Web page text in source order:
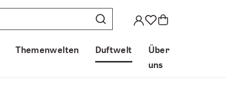
Themenwelten Duftwelt
Über
uns